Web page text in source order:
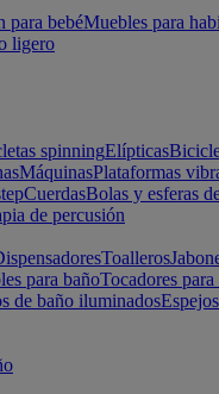
para bebéMuebles para
ligero
spinningElípticas
MáquinasPlataformas
CuerdasBolas y esferas
de percusión
Toalleros
para bañoTocadores para
de baño iluminados